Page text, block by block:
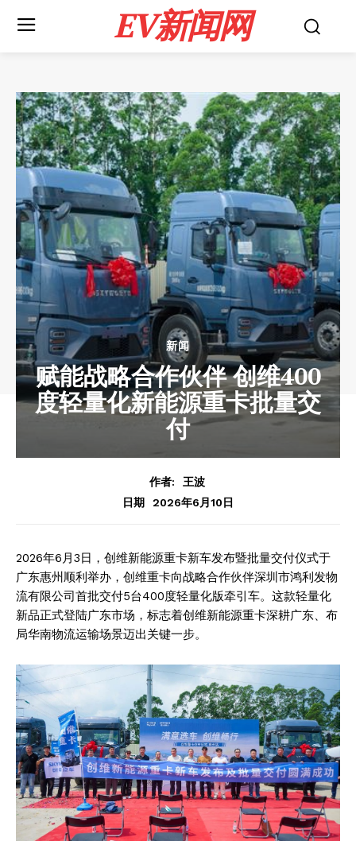
EV新闻网
新闻
赋能战略合作伙伴 创维400
度轻量化新能源重卡批量交
付
作者:
王波
日期
2026年6月10日
2026年6月3日，创维新能源重卡新车发布暨批量交付仪式于
广东惠州顺利举办，创维重卡向战略合作伙伴深圳市鸿利发物
流有限公司首批交付5台400度轻量化版牵引车。这款轻量化
新品正式登陆广东市场，标志着创维新能源重卡深耕广东、布
局华南物流运输场景迈出关键一步。